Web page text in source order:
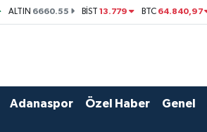
ALTIN 6660.55 BİST13.779 BTC 64.840,97
Adanaspor Özel Haber Genel